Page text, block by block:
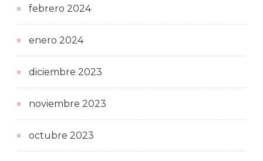
febrero 2024
enero 2024
diciembre 2023
noviembre 2023
octubre 2023